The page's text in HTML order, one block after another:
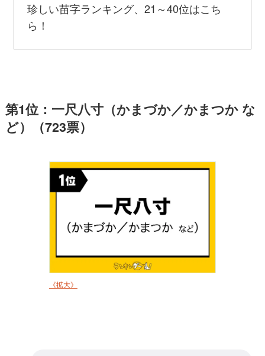
珍しい苗字ランキング、21～40位はこち
ら！
第1位：一尺八寸（かまづか／かまつか な
ど）（723票）
《拡大》